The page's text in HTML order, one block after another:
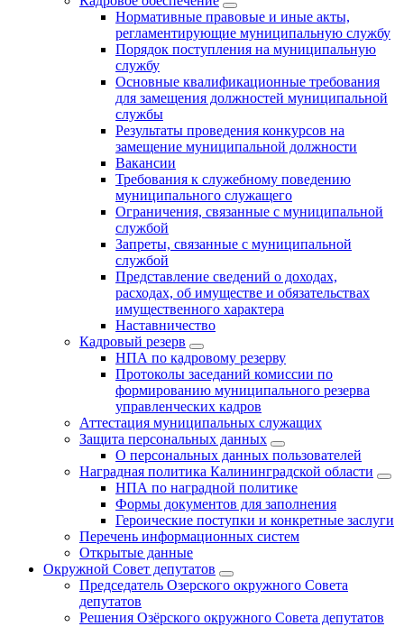
Нормативные правовые и иные акты,
регламентирующие муниципальную службу
Порядок поступления на муниципальную
службу
Основные квалификационные требования
для замещения должностей муниципальной
службы
Результаты проведения конкурсов на
замещение муниципальной должности
Вакансии
Требования к служебному поведению
муниципального служащего
Ограничения, связанные с муниципальной
службой
Запреты, связанные с муниципальной
службой
Представление сведений о доходах,
расходах, об имуществе и обязательствах
имущественного характера
Наставничество
Кадровый резерв
НПА по кадровому резерву
Протоколы заседаний комиссии по
формированию муниципального резерва
управленческих кадров
Аттестация муниципальных служащих
Защита персональных данных
О персональных данных пользователей
Наградная политика Калининградской области
НПА по наградной политике
Формы документов для заполнения
Героические поступки и конкретные заслуги
Перечень информационных систем
Открытые данные
Окружной Совет депутатов
Председатель Озерского окружного Совета
депутатов
Решения Озёрского окружного Совета депутатов